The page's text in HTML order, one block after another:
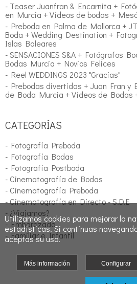
- Teaser Juanfran & Encarnita +
en Murcia + Vídeos de bodas +
- Preboda en Palma de Mallorca +
Boda + Wedding Destination +
Islas Baleares
- SENSACIONES S&A + Fotógrafos
Bodas Murcia + Novios Felices
- Reel WEDDINGS 2023 "Gracias"
- Prebodas divertidas + Juan Fran y
de Boda Murcia + Vídeos de Bodas
CATEGORÍAS
- Fotografía Preboda
- Fotografía Bodas
- Fotografía Postboda
- Cinematografía de Bodas
- Cinematografía Preboda
- Cinematografía en Directo - S.D.E
- ¿Viajamos?
- Embarazada
- Familiar e Infantil
Utilizamos cookies para mejorar la
estadísticas. Si continuas
aceptas su uso.
Más información Configurar